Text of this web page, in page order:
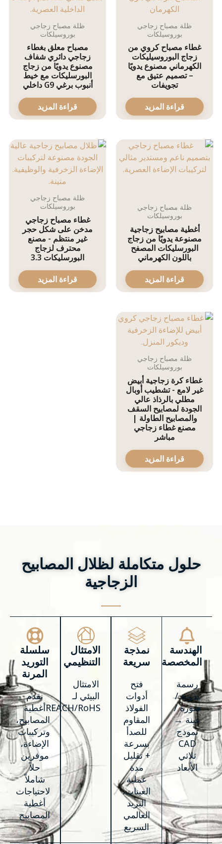
ظلة مصباح زجاجي
بوروسيلكات
غطاء مصباح كروي من
زجاج البوروسيليكات
الكهرماني مصنوع يدويًا
– تصميم عتيق مع
تجويفات
قراءة المزيد
ظلة مصباح زجاجي
بوروسيلكات
مصباح معلق بغطاء
زجاجي دائري شفاف
مصنوع يدويًا من زجاج
البورسليكات مع خيط
أنبوب برغي G9 داخلي
قراءة المزيد
ظلة مصباح زجاجي
بوروسيلكات
أغطية مصابيح زجاجية
مصنوعة يدويًا من زجاج
البورسليكات المصفح
باللون الكهرماني
قراءة المزيد
ظلة مصباح زجاجي
بوروسيلكات
غطاء مصباح زجاجي
مدخن على شكل حجر
غير منتظم - مصنع
محترف لزجاج
البورسليكات 3.3
قراءة المزيد
ظلة مصباح زجاجي
بوروسيلكات
غطاء كرة زجاجية أبيض
غير لامع - تشطيب أوبال
مطلي بالرذاذ عالي
الجودة لمصابيح السقف
والمصابيح الطاولة |
مصنع غطاء زجاجي
مباشر
قراءة المزيد
حلول متكاملة لظلال المصابيح
الزجاجية
الهندسة
المخصصة
رسمة
يدوية /
صورة /
عينة →
نموذج
CAD
ثلاثي
الأبعاد
نمذجة
سريعة
فتح
أدوات
الفولاذ
المقاوم
للصدأ
بسرعة
+ تقليل
مدة
عملية
العينات،
البريد
العالمي
السريع
الامتثال
التنظيمي
الامتثال
البيئي لـ
REACH/RoHS
سلسلة
التوريد
المرنة
نقدم
أغطية
المصابيح،
وتركيبات
الإضاءة،
موفرين
حلاً
شاملاً
لاحتياجات
أغطية
المصابيح